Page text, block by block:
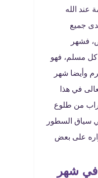
الله
جميع
فشهر
مسلم، فهو
وأيضا شهر
في هذا
من طلوع
سياق السطور
على بعض
في شهر